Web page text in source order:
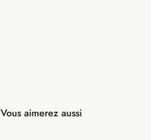
Vous aimerez aussi